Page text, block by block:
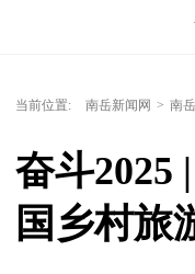
当前位置: 南岳新闻网 > 南
奋斗2025
国乡村旅